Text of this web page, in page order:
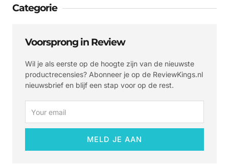
Categorie
Voorsprong in Review
Wil je als eerste op de hoogte zijn van de nieuwste
productrecensies? Abonneer je op de ReviewKings.nl
nieuwsbrief en blijf een stap voor op de rest.
MELD JE AAN